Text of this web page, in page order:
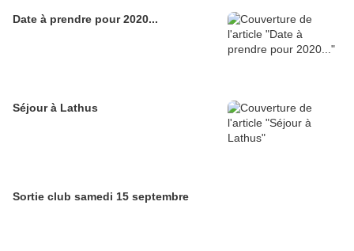
Date à prendre pour 2020...
Séjour à Lathus
Sortie club samedi 15 septembre